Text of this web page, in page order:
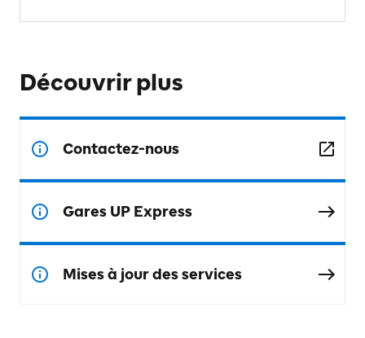
Découvrir plus
Contactez-nous
Gares UP Express
Mises à jour des services